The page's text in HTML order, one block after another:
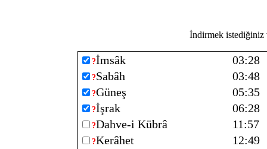
İndirmek istediğiniz
?İmsâk 03:28
?Sabâh 03:48
?Güneş 05:35
?İşrak 06:28
?Dahve-i Kübrâ 11:57
?Kerâhet 12:49